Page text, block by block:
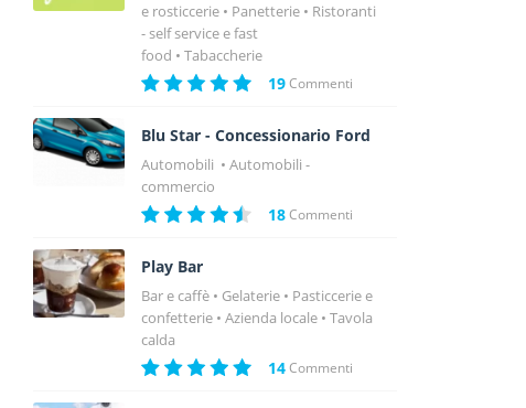
e rosticcerie
Panetterie
Ristoranti
- self service e fast
food
Tabaccherie
19Commenti
Blu Star - Concessionario Ford
Automobili
Automobili -
commercio
18Commenti
Play Bar
Bar e caffè Gelaterie
Pasticcerie e
confetterie
Azienda locale
Tavola
calda
14Commenti